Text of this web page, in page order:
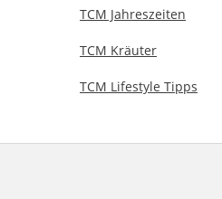
TCM Jahreszeiten
TCM Kräuter
TCM Lifestyle Tipps